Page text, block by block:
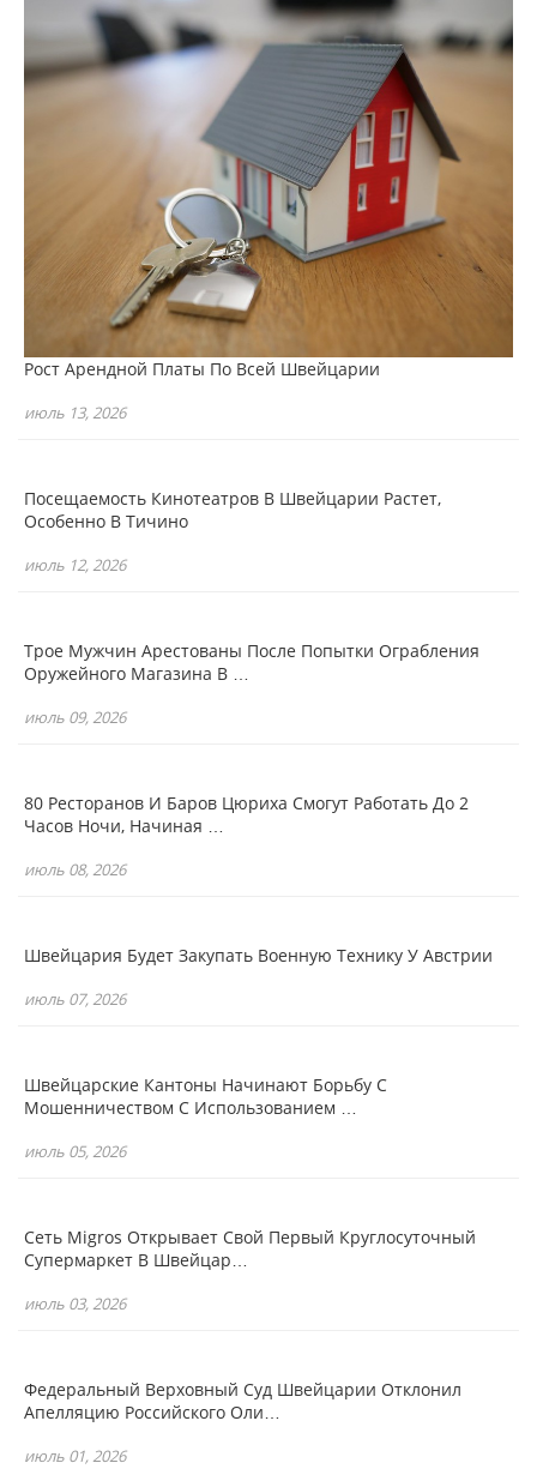
Рост Арендной Платы По Всей Швейцарии
июль 13, 2026
Посещаемость Кинотеатров В Швейцарии Растет,
Особенно В Тичино
июль 12, 2026
Трое Мужчин Арестованы После Попытки Ограбления
Оружейного Магазина В …
июль 09, 2026
80 Ресторанов И Баров Цюриха Смогут Работать До 2
Часов Ночи, Начиная …
июль 08, 2026
Швейцария Будет Закупать Военную Технику У Австрии
июль 07, 2026
Швейцарские Кантоны Начинают Борьбу С
Мошенничеством С Использованием …
июль 05, 2026
Сеть Migros Открывает Свой Первый Круглосуточный
Супермаркет В Швейцар…
июль 03, 2026
Федеральный Верховный Суд Швейцарии Отклонил
Апелляцию Российского Оли…
июль 01, 2026